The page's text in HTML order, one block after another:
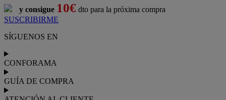
y consigue 10€ dto para la próxima compra
SUSCRIBIRME
SÍGUENOS EN
CONFORAMA
GUÍA DE COMPRA